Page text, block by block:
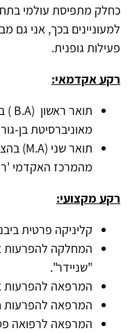
כחלק מתפיסת עולמי
למעוניינים בכך, אני גם
פעילות גופנית.
רקע אקדמאי:
תואר ראשון B.A)
)
מאוניברסיטת בן-
תואר שני M.A)
)
מהמרכז האקדמי
רקע מקצועי:
קליניקה פרטית
המחלקה להפרעות
"שניידר".
המרפאה להפרעות
המרפאה להפרעות
המרפאה לרפואה